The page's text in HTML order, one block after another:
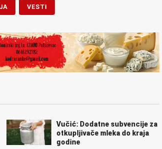
VESTI
Vučić: Dodatne subvencije za
otkupljivače mleka do kraja
godine